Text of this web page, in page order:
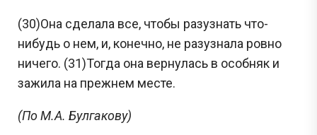
(30)Она сделала все, чтобы разузнать что-
нибудь о нем, и, конечно, не разузнала ровно
ничего. (31)Тогда она вернулась в особняк и
зажила на прежнем месте.
(По М.А. Булгакову)